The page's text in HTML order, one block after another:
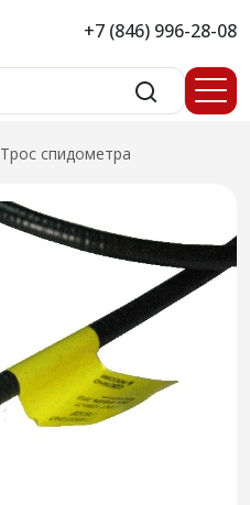
+7 (846) 996-28-08
Трос спидометра